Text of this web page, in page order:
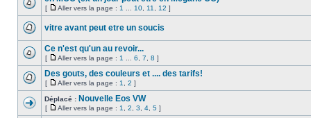
[ Aller vers la page : 1 10 11 12 ]
vitre avant peut etre un soucis
Ce n'est qu'un au revoir...
[ Aller vers la page : 1 6 7 8 ]
Des gouts, des couleurs et .... des tarifs!
[ Aller vers la page : 1 2 ]
Déplacé : Nouvelle Eos VW
[ Aller vers la page : 1 2 3 4 5 ]